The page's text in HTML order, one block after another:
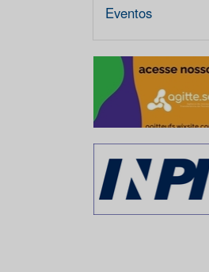
Eventos